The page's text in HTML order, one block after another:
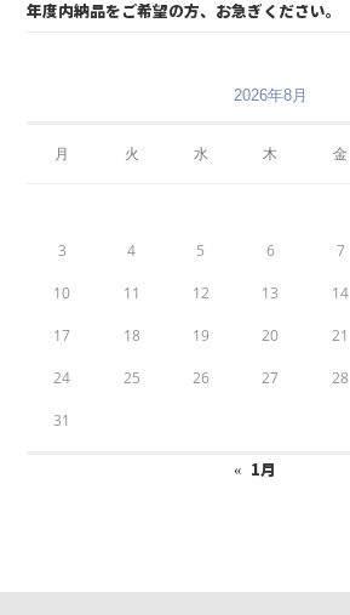
年度内納品をご希望の方、お急ぎください。
2026年8月
月 火 水 木 金
3 4 5 6 7
10 11 12 13 14
17 18 19 20 21
24 25 26 27 28
31
« 1月